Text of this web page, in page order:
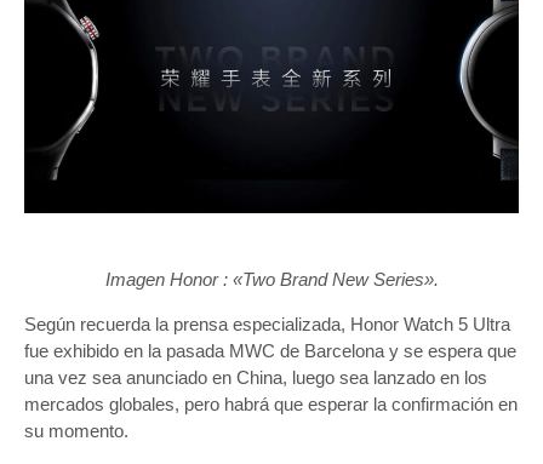
Imagen Honor : «Two Brand New Series».
Según recuerda la prensa especializada, Honor Watch 5 Ultra
fue exhibido en la pasada MWC de Barcelona y se espera que
una vez sea anunciado en China, luego sea lanzado en los
mercados globales, pero habrá que esperar la confirmación en
su momento.